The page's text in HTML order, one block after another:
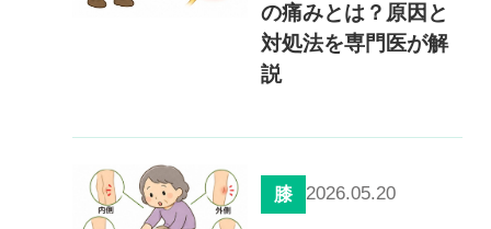
の痛みとは？原因と
対処法を専門医が解
説
膝 2026.05.20